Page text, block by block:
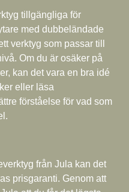
tillgängliga för
med dubbeländade
verktyg som passar till
Om du är osäker på
kan det vara en bra idé
eller läsa
förståelse för vad som
från Jula kan det
prisgaranti. Genom att